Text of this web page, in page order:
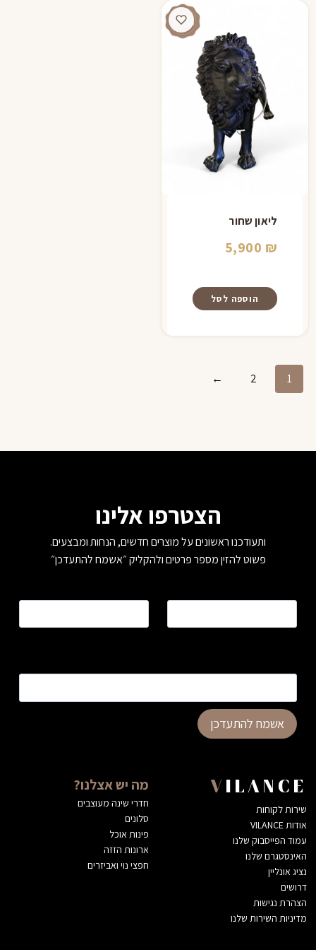
ליאון שחור
5,900 ₪
הוספה לסל
1
2
←
הצטרפו אלינו
ותעודכנו ראשונים על מוצרים חדשים, הנחות ומבצעים.
פשוט להזין מספר פרטים ולהקליק ״אשמח להתעדכן״
אשמח להתעדכן
VILANCE
שירות לקוחות
אודות VILANCE
עמוד הפייסבוק שלנו
האינסטגרם שלנו
נציג אונליין
דרושים
הצהרת נגישות
מדיניות השירות שלנו
מה יש אצלנו?
חדרי שינה מעוצבים
סלונים
פינות אוכל
ארונות הזזה
חפצי נוי ואביזרים